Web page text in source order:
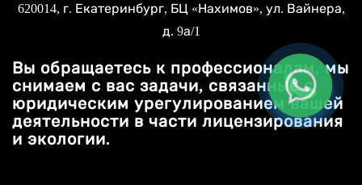
620014, г. Екатеринбург, БЦ «Нахимов», ул. Вайнера,
д. 9а/1
Вы обращаетесь к профессионалам, мы
снимаем с вас задачи, связанные с
юридическим урегулированием вашей
деятельности в части лицензирования
и экологии.